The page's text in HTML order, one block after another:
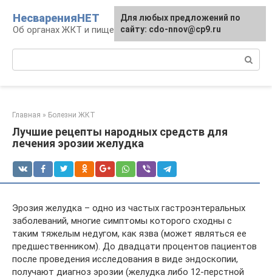
контенту
НесваренияНЕТ
Об органах ЖКТ и пищеварении
Главная » Болезни ЖКТ
Лучшие рецепты народных средств для
лечения эрозии желудка
Эрозия желудка – одно из частых гастроэнтеральных
заболеваний, многие симптомы которого сходны с
таким тяжелым недугом, как язва (может являться ее
предшественником). До двадцати процентов пациентов
после проведения исследования в виде эндоскопии,
получают диагноз эрозии (желудка либо 12-перстной
Для любых предложений по
сайту: cdo-nnov@cp9.ru